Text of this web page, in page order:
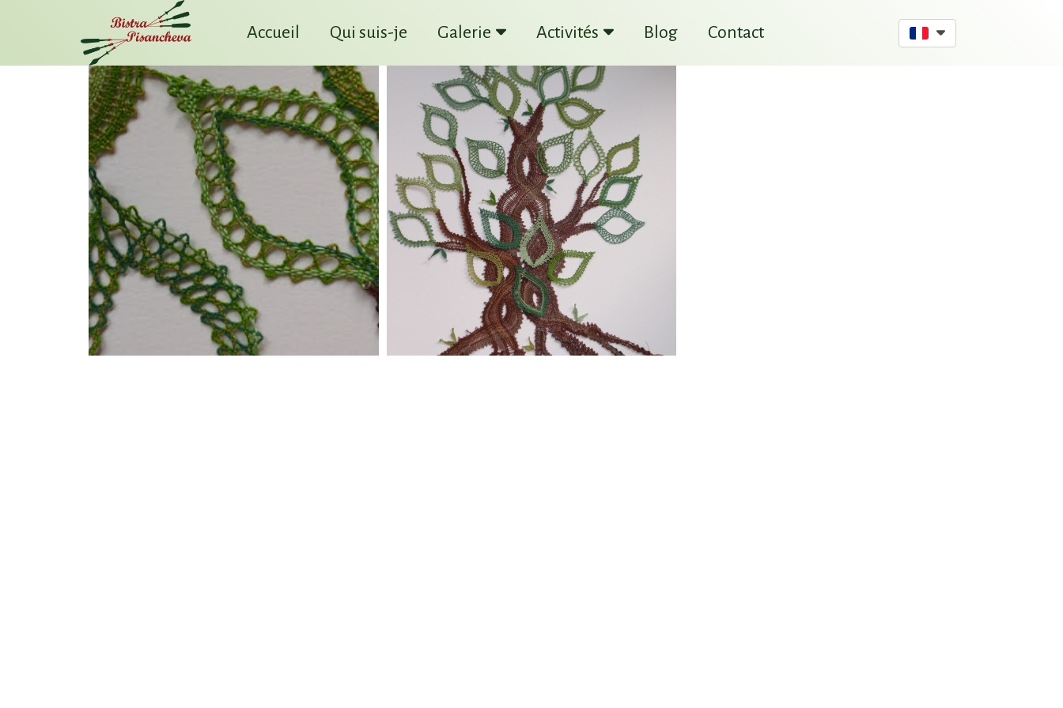
Accueil Qui suis-je Galerie Activités Blog Contact